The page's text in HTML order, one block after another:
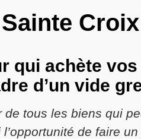
Croix
qui achète
d’un vide
tous les biens qui
de faire